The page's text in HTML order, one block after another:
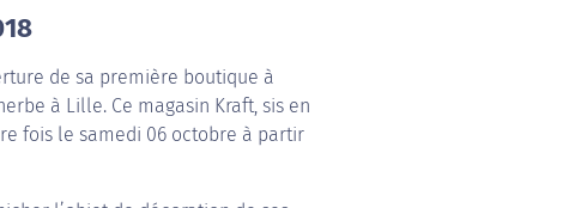
de sa première boutique à
à Lille. Ce magasin Kraft, sis en
fois le samedi 06 octobre à partir